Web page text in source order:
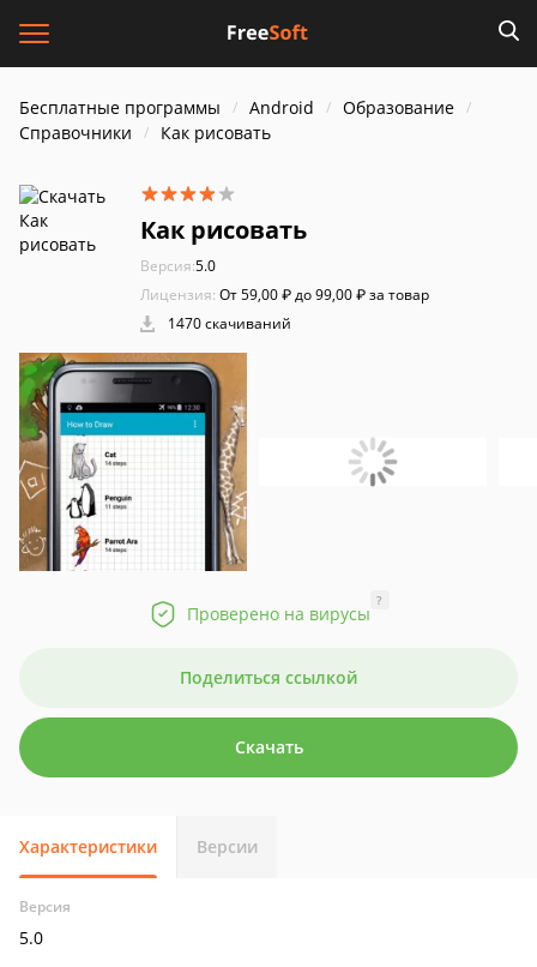
Бесплатные программы Android
Образование
Справочники
Как рисовать
Как рисовать
Версия:5.0
Лицензия: От 59,00 ₽ до 99,00 ₽ за товар
1470 скачиваний
Проверено на вирусы
?
Поделиться ссылкой
Скачать
Характеристики Версии
Версия
5.0